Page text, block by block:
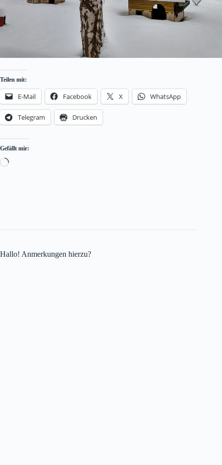
Teilen mit:
E-Mail Facebook X WhatsApp
Telegram Drucken
Gefällt mir:
Loading…
Hallo! Anmerkungen hierzu?